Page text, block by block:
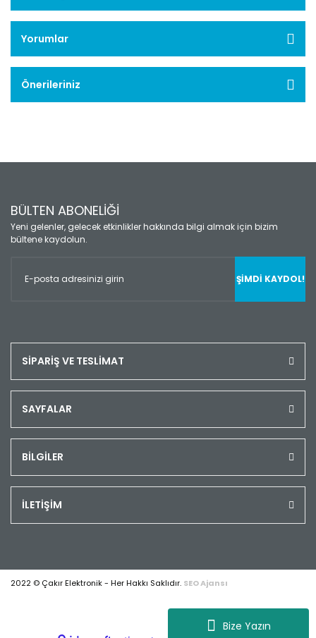
Bize Yazın
Yorumlar
Önerileriniz
BÜLTEN ABONELİĞİ
Yeni gelenler, gelecek etkinlikler hakkında bilgi almak için bizim
bültene kaydolun.
ŞİMDİ KAYDOL!
SİPARİŞ VE TESLİMAT
SAYFALAR
BİLGİLER
İLETİŞİM
2022 © Çakır Elektronik - Her Hakkı Saklıdır. SEO Ajansı